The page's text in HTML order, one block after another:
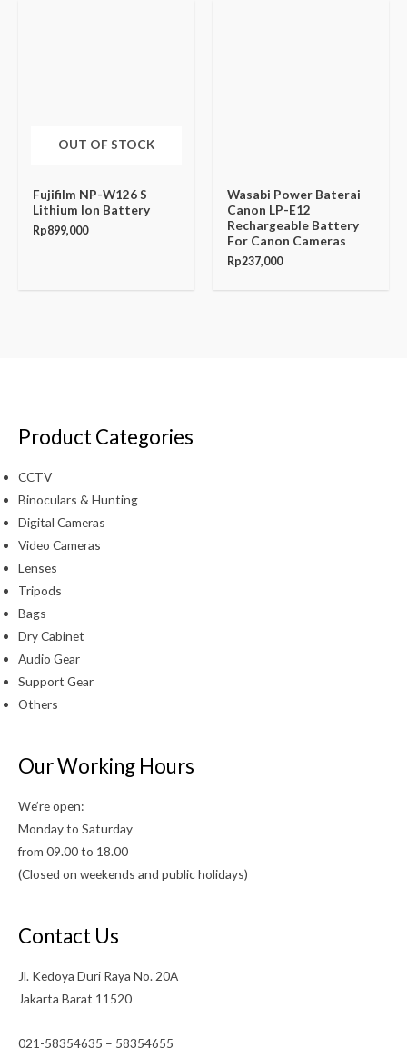
OUT OF STOCK
Fujifilm NP-W126 S
Lithium Ion Battery
Rp899,000
Wasabi Power Baterai
Canon LP-E12
Rechargeable Battery
For Canon Cameras
Rp237,000
Product Categories
CCTV
Binoculars & Hunting
Digital Cameras
Video Cameras
Lenses
Tripods
Bags
Dry Cabinet
Audio Gear
Support Gear
Others
Our Working Hours
We’re open:
Monday to Saturday
from 09.00 to 18.00
(Closed on weekends and public holidays)
Contact Us
Jl. Kedoya Duri Raya No. 20A
Jakarta Barat 11520
021-58354635 – 58354655